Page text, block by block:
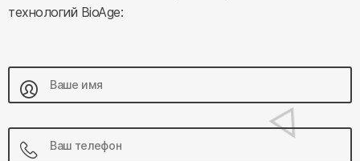
технологий BioAge: